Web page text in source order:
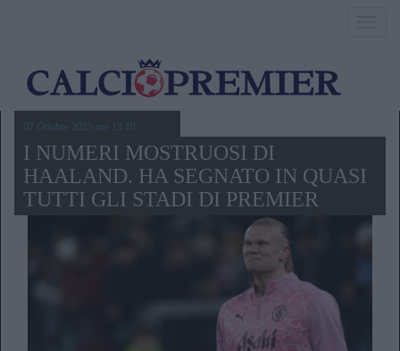
07 Ottobre 2025,ore 13.10
I NUMERI MOSTRUOSI DI
HAALAND. HA SEGNATO IN QUASI
TUTTI GLI STADI DI PREMIER